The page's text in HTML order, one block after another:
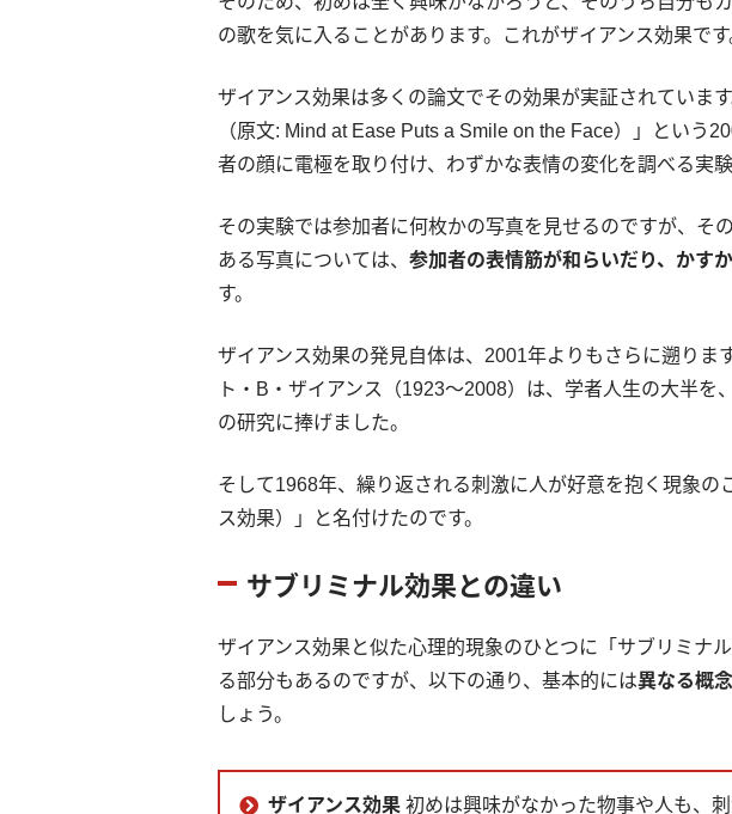
の歌を気に入ることがあります。これがザイアンス効果です
ザイアンス効果は多くの論文でその効果が実証されていま
（原文: Mind at Ease Puts a Smile on the Face）」という
者の顔に電極を取り付け、わずかな表情の変化を調べる実
その実験では参加者に何枚かの写真を見せるのですが、そ
ある写真については、 参加者の表情筋が和らいだり、かす
す。
ザイアンス効果の発見自体は、2001年よりもさらに遡りま
ト・B・ザイアンス（1923～2008）は、学者人生の大半を
の研究に捧げました。
そして1968年、繰り返される刺激に人が好意を抱く現象の
ス効果）」と名付けたのです。
サブリミナル効果との違い
ザイアンス効果と似た心理的現象のひとつに「サブリミナ
る部分もあるのですが、以下の通り、基本的には異なる概念
しょう。
ザイアンス効果 初めは興味がなかった物事や人も、